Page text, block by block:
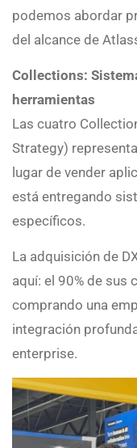
podemos abordar
del alcance de
Collections:
herramientas
Las cuatro
Strategy)
lugar de vender
está entregando
específicos.
La adquisición de
aquí: el 90% de sus
comprando una
integración
enterprise.